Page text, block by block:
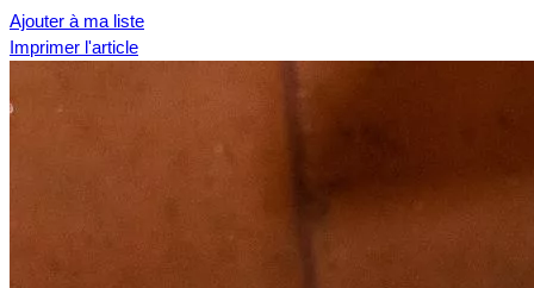
Ajouter à ma liste
Imprimer l'article